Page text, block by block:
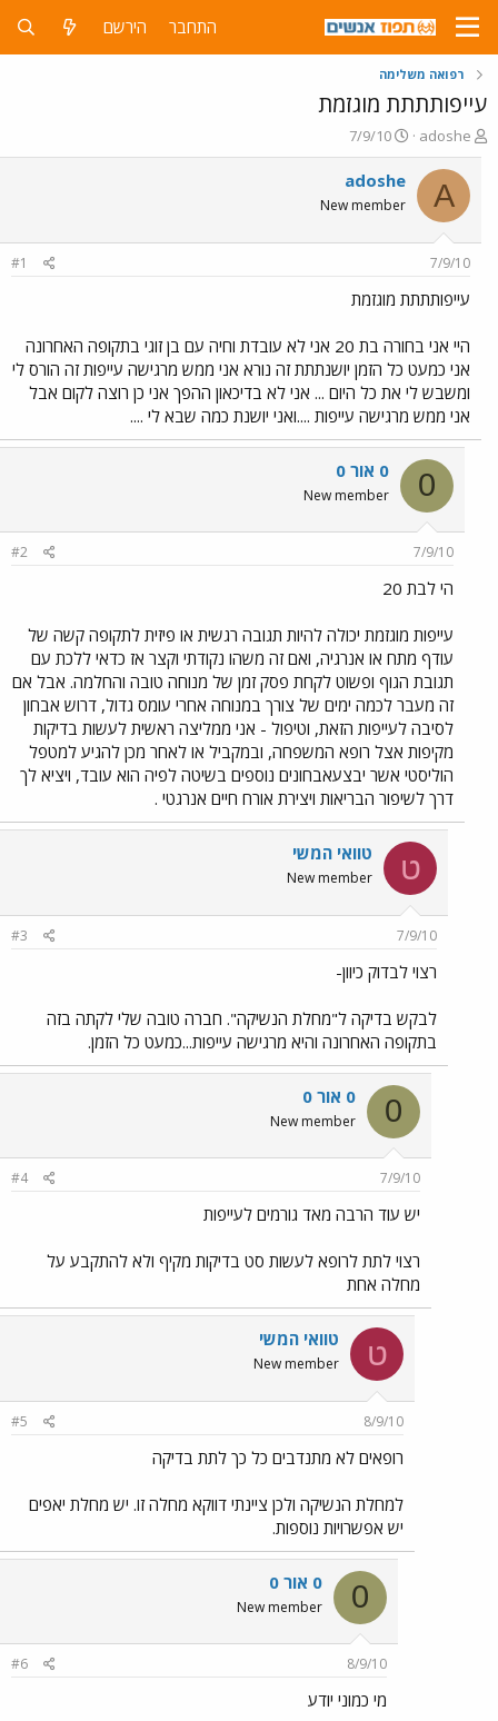
התחבר הירשם
רפואה משלימה
עייפותתתת מוגזמת
פ
ו
ת
ח
ה
ו
ש
א
adoshe
פ
ו
ר
ס
ם
ר
7/9/10
A
adoshe
New member
7/9/10
#1
עייפותתתת מוגזמת
היי אני בחורה בת 20 אני לא עובדת וחיה עם בן זוגי בתקופה האחרונה
אני כמעט כל הזמן יושנתתת זה נורא אני ממש מרגישה עייפות זה הורס לי
ומשבש לי את כל היום ... אני לא בדיכאון ההפך אני כן רוצה לקום אבל
אני ממש מרגישה עייפות ....ואני יושנת כמה שבא לי ....
0 0 אור 0
New member
7/9/10
#2
הי לבת 20
עייפות מוגזמת יכולה להיות תגובה רגשית או פיזית לתקופה קשה של
עודף מתח או אנרגיה, ואם זה משהו נקודתי וקצר אז כדאי ללכת עם
תגובת הגוף ופשוט לקחת פסק זמן של מנוחה טובה והחלמה. אבל אם
זה מעבר לכמה ימים של צורך במנוחה אחרי עומס גדול, דרוש אבחון
לסיבה לעייפות הזאת, וטיפול - אני ממליצה ראשית לעשות בדיקות
מקיפות אצל רופא המשפחה, ובמקביל או לאחר מכן להגיע למטפל
הוליסטי אשר יבצעאבחונים נוספים בשיטה לפיה הוא עובד, ויציא לך
דרך לשיפור הבריאות ויצירת אורח חיים אנרגטי .
ט טוואי המשי
New member
7/9/10
#3
רצוי לבדוק כיוון-
לבקש בדיקה ל"מחלת הנשיקה". חברה טובה שלי לקתה בזה
בתקופה האחרונה והיא מרגישה עייפות...כמעט כל הזמן.
0 0 אור 0
New member
7/9/10
#4
יש עוד הרבה מאד גורמים לעייפות
רצוי לתת לרופא לעשות סט בדיקות מקיף ולא להתקבע על
מחלה אחת
ט טוואי המשי
New member
8/9/10
#5
רופאים לא מתנדבים כל כך לתת בדיקה
למחלת הנשיקה ולכן ציינתי דווקא מחלה זו. יש מחלת יאפים
יש אפשרויות נוספות.
0 0 אור 0
New member
8/9/10
#6
מי כמוני יודע